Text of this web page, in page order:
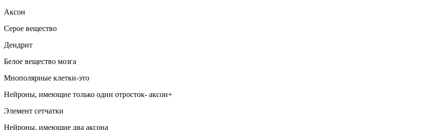
Аксон
Серое вещество
Дендрит
Белое вещество мозга
Мнополярные клетки-это
Нейроны, имеющие только один отросток- аксон+
Элемент сетчатки
Нейроны, имеющие два аксона